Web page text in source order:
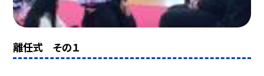
離任式 その１